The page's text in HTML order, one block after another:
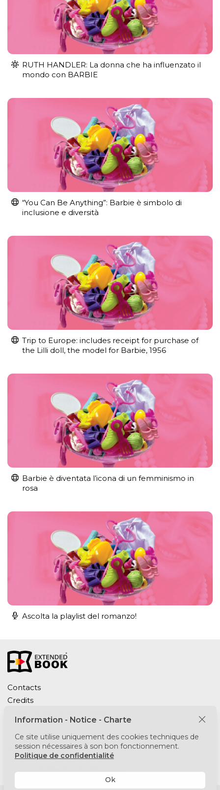
RUTH HANDLER: La donna che ha influenzato il
mondo con BARBIE
“You Can Be Anything”: Barbie è simbolo di
inclusione e diversità
Trip to Europe: includes receipt for purchase of
the Lilli doll, the model for Barbie, 1956
Barbie è diventata l’icona di un femminismo in
rosa
Ascolta la playlist del romanzo!
Contacts
Credits
Cookie Policy
Puntomedia srl
Via Lesmi 6 - 20123 Milano
Information - Notice - Charte
Ce site utilise uniquement des cookies techniques de
session nécessaires à son bon fonctionnement.
Politique de confidentialité
Ok